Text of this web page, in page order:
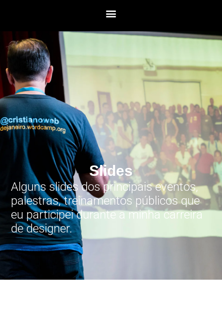
Slides
Alguns slides dos principais eventos,
palestras, treinamentos públicos que
eu participei durante a minha carreira
de designer.